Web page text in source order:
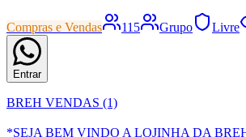
Compras e Vendas 115 Grupo Livre
Entrar
BREH VENDAS (1)
*SEJA BEM VINDO A LOJINHA DA